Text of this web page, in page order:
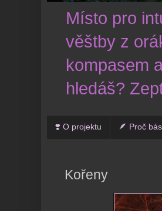
Místo pro
věštby z
kompasem
hledáš?
❣️ O projektu 🪶 Proč
Kořeny